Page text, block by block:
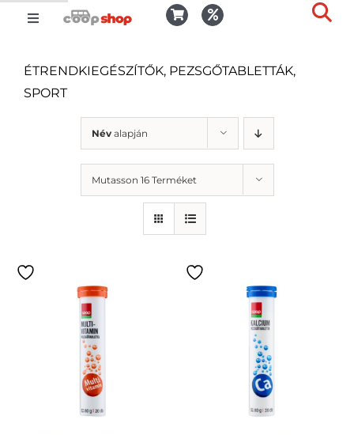
Kihagyás
Toggle
Kedvencek
Termékek
ÉTRENDKIEGÉSZÍTŐK, PEZSGŐTABLETTÁK,
SPORT
Névalapján
Mutasson 16 Terméket